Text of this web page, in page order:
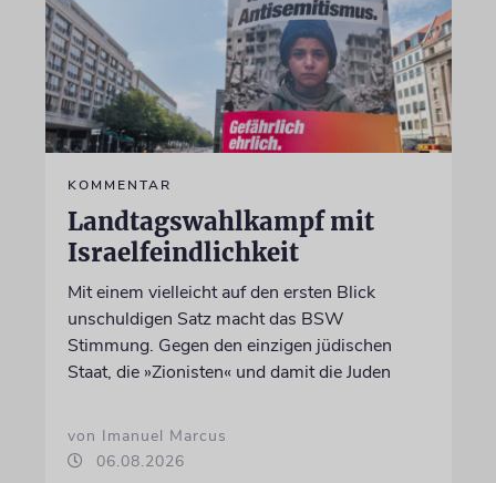
KOMMENTAR
Landtagswahlkampf mit
Israelfeindlichkeit
Mit einem vielleicht auf den ersten Blick
unschuldigen Satz macht das BSW
Stimmung. Gegen den einzigen jüdischen
Staat, die »Zionisten« und damit die Juden
von Imanuel Marcus
06.08.2026